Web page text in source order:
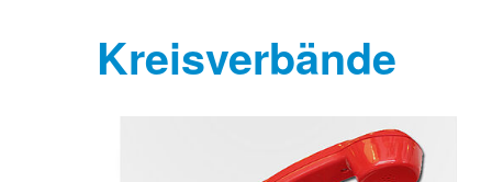
Kreisverbände